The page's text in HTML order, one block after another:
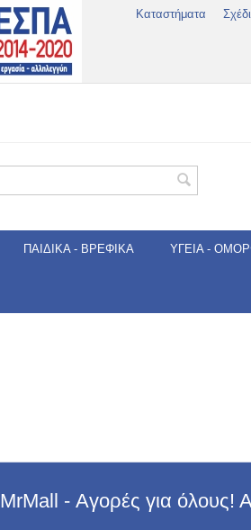
Καταστήματα
ΠΑΙΔΙΚΆ - ΒΡΕΦΙΚΆ ΥΓΕΊΑ -
MrMall - Αγορές για όλους!